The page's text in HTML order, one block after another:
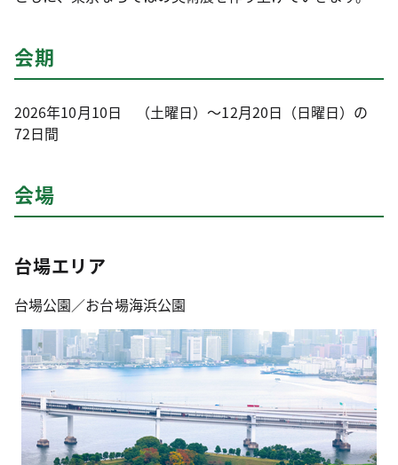
会期
2026年10月10日 （土曜日）～12月20日（日曜日）の
72日間
会場
台場エリア
台場公園／お台場海浜公園